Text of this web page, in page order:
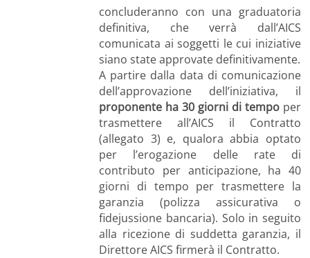
concluderanno con una graduatoria
definitiva, che verrà dall’AICS
comunicata ai soggetti le cui iniziative
siano state approvate definitivamente.
A partire dalla data di comunicazione
dell’approvazione dell’iniziativa, il
proponente ha 30 giorni di tempo per
trasmettere all’AICS il Contratto
(allegato 3) e, qualora abbia optato
per l’erogazione delle rate di
contributo per anticipazione, ha 40
giorni di tempo per trasmettere la
garanzia (polizza assicurativa o
fidejussione bancaria). Solo in seguito
alla ricezione di suddetta garanzia, il
Direttore AICS firmerà il Contratto.